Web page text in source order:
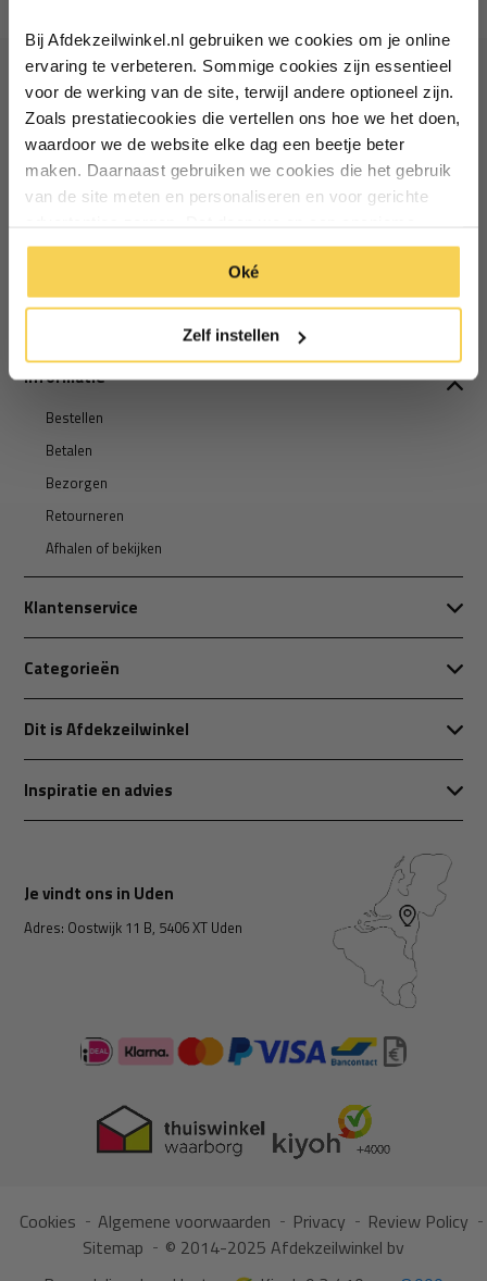
Bij Afdekzeilwinkel.nl gebruiken we cookies om je online
ervaring te verbeteren. Sommige cookies zijn essentieel
voor de werking van de site, terwijl andere optioneel zijn.
Zoals prestatiecookies die vertellen ons hoe we het doen,
waardoor we de website elke dag een beetje beter
maken. Daarnaast gebruiken we cookies die het gebruik
van de site meten en personaliseren en voor gerichte
manier. Klik op 'Oké' om alle cookies te accepteren. Of
klik op ‘alleen essentiele’ als je niet akkoord gaat met
cookies.
Oké
Zelf instellen
Ontvang €5 korting
Schrijf je in voor de nieuwsbrief en ontvang €5 welkomstkorting!
Email
Informatie
Bestellen
Betalen
Bezorgen
Retourneren
Afhalen of bekijken
Klantenservice
Categorieën
Dit is Afdekzeilwinkel
Inspiratie en advies
Je vindt ons in Uden
Adres: Oostwijk 11 B, 5406 XT Uden
Cookies Algemene voorwaarden Privacy
Review Policy
Sitemap
© 2014-2025 Afdekzeilwinkel bv
Vul je e-mailadres in‍⁪⁪
Particulier Zakelijk
Inschrijven
*Geldig bij minimale besteding vanaf €75